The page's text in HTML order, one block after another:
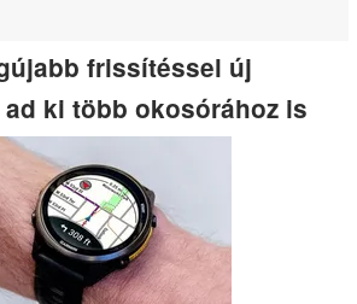
frissítéssel új
ki több okosórához is